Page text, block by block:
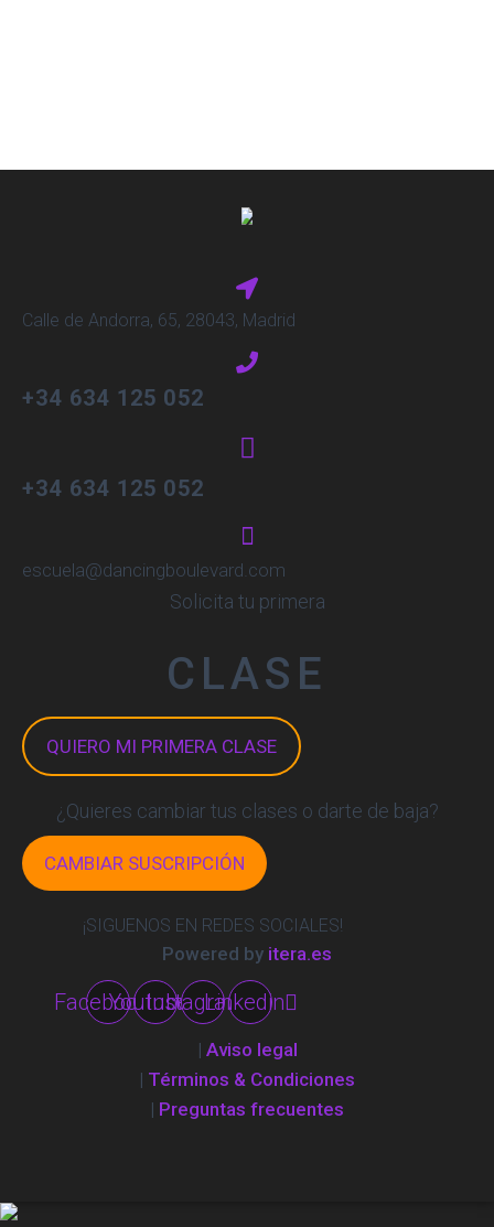
Calle de Andorra, 65, 28043, Madrid
+34 634 125 052
+34 634 125 052
escuela@dancingboulevard.com
Solicita tu primera
CLASE
QUIERO MI PRIMERA CLASE
¿Quieres cambiar tus clases o darte de baja?
CAMBIAR SUSCRIPCIÓN
¡SIGUENOS EN REDES SOCIALES!
Powered by itera.es
FacebookYoutubeInstagram
Linkedin
| Aviso legal
| Términos & Condiciones
| Preguntas frecuentes